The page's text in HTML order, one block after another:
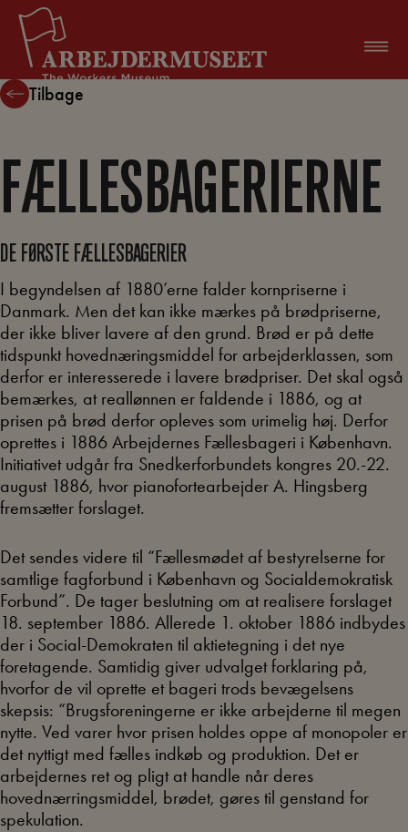
Hop
indholdet
Tilbage
FÆLLESBAGERIERNE
DE FØRSTE FÆLLESBAGERIER
I begyndelsen af 1880’erne falder kornpriserne i
Danmark. Men det kan ikke mærkes på brødpriserne,
der ikke bliver lavere af den grund. Brød er på dette
tidspunkt hovednæringsmiddel for arbejderklassen, som
derfor er interesserede i lavere brødpriser. Det skal også
bemærkes, at reallønnen er faldende i 1886, og at
prisen på brød derfor opleves som urimelig høj. Derfor
oprettes i 1886 Arbejdernes Fællesbageri i København.
Initiativet udgår fra Snedkerforbundets kongres 20.-22.
august 1886, hvor pianofortearbejder A. Hingsberg
fremsætter forslaget.
Det sendes videre til “Fællesmødet af bestyrelserne for
samtlige fagforbund i København og Socialdemokratisk
Forbund”. De tager beslutning om at realisere forslaget
18. september 1886. Allerede 1. oktober 1886 indbydes
der i Social-Demokraten til aktietegning i det nye
foretagende. Samtidig giver udvalget forklaring på,
hvorfor de vil oprette et bageri trods bevægelsens
skepsis: “Brugsforeningerne er ikke arbejderne til megen
nytte. Ved varer hvor prisen holdes oppe af monopoler er
det nyttigt med fælles indkøb og produktion. Det er
arbejdernes ret og pligt at handle når deres
hovednærringsmiddel, brødet, gøres til genstand for
spekulation.